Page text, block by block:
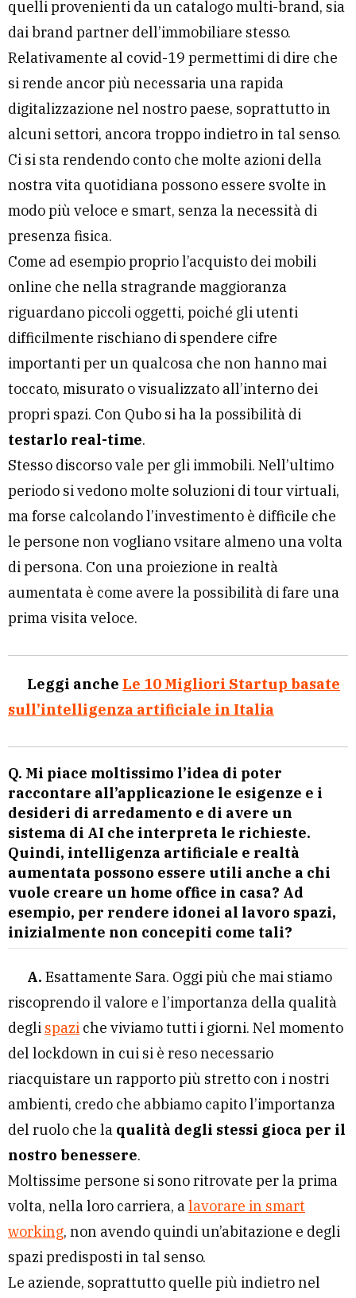
quelli provenienti da un catalogo multi-brand, sia
dai brand partner dell’immobiliare stesso.
Relativamente al covid-19 permettimi di dire che
si rende ancor più necessaria una rapida
digitalizzazione nel nostro paese, soprattutto in
alcuni settori, ancora troppo indietro in tal senso.
Ci si sta rendendo conto che molte azioni della
nostra vita quotidiana possono essere svolte in
modo più veloce e smart, senza la necessità di
presenza fisica.
Come ad esempio proprio l’acquisto dei mobili
online che nella stragrande maggioranza
riguardano piccoli oggetti, poiché gli utenti
difficilmente rischiano di spendere cifre
importanti per un qualcosa che non hanno mai
toccato, misurato o visualizzato all’interno dei
propri spazi. Con Qubo si ha la possibilità di
testarlo real-time.
Stesso discorso vale per gli immobili. Nell’ultimo
periodo si vedono molte soluzioni di tour virtuali,
ma forse calcolando l’investimento è difficile che
le persone non vogliano vsitare almeno una volta
di persona. Con una proiezione in realtà
aumentata è come avere la possibilità di fare una
prima visita veloce.
Leggi anche Le 10 Migliori Startup basate
sull’intelligenza artificiale in Italia
Q. Mi piace moltissimo l’idea di poter
raccontare all’applicazione le esigenze e i
desideri di arredamento e di avere un
sistema di AI che interpreta le richieste.
Quindi, intelligenza artificiale e realtà
aumentata possono essere utili anche a chi
vuole creare un home office in casa? Ad
esempio, per rendere idonei al lavoro spazi,
inizialmente non concepiti come tali?
A. Esattamente Sara. Oggi più che mai stiamo
riscoprendo il valore e l’importanza della qualità
degli spazi che viviamo tutti i giorni. Nel momento
del lockdown in cui si è reso necessario
riacquistare un rapporto più stretto con i nostri
ambienti, credo che abbiamo capito l’importanza
del ruolo che la qualità degli stessi gioca per il
nostro benessere.
Moltissime persone si sono ritrovate per la prima
volta, nella loro carriera, alavorare in smart
working, non avendo quindi un’abitazione e degli
spazi predisposti in tal senso.
Le aziende, soprattutto quelle più indietro nel